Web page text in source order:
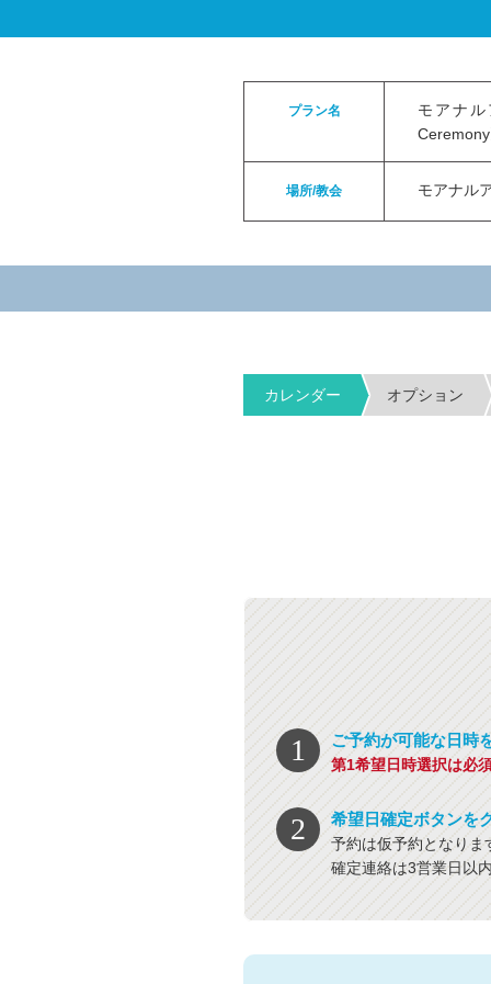
プラン名
モアナ
場所/教会 モアナル
カレンダー オプション
ご予約が可能な日時
第1希望日時選択は必
希望日確定ボタンを
予約は仮予約となりま
確定連絡は3営業日以